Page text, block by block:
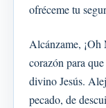
ofréceme tu
Alcánzame,
corazón para
divino Jesús.
pecado, de